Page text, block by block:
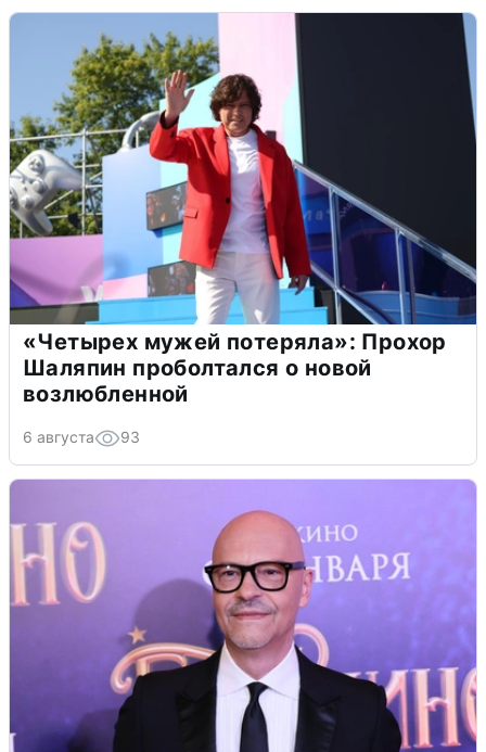
«Четырех мужей потеряла»: Прохор
Шаляпин проболтался о новой
возлюбленной
6 августа 93